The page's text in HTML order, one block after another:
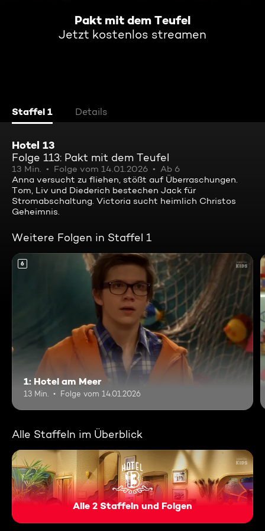
Pakt mit dem Teufel
Jetzt kostenlos streamen
Staffel 1 Details
Hotel 13
Folge 113: Pakt mit dem Teufel
13 Min. Folge vom 14.01.2026
Ab 6
Anna versucht zu fliehen, stößt auf Überraschungen.
Tom, Liv und Diederich bestechen Jack für
Stromabschaltung. Victoria sucht heimlich Christos
Geheimnis.
Weitere Folgen in Staffel 1
6
1: Hotel am Meer
13 Min. Folge vom 14.01.2026
Alle Staffeln im Überblick
Alle 2 Staffeln und Folgen